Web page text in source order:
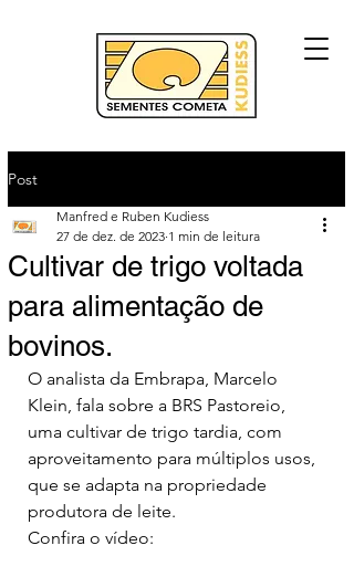
Post
Cultivar de trigo voltada
para alimentação de
bovinos.
Manfred e Ruben Kudiess
27 de dez. de 2023 1 min de leitura
O analista da Embrapa, Marcelo
Klein, fala sobre a BRS Pastoreio,
uma cultivar de trigo tardia, com
aproveitamento para múltiplos usos,
que se adapta na propriedade
produtora de leite.
Confira o vídeo: